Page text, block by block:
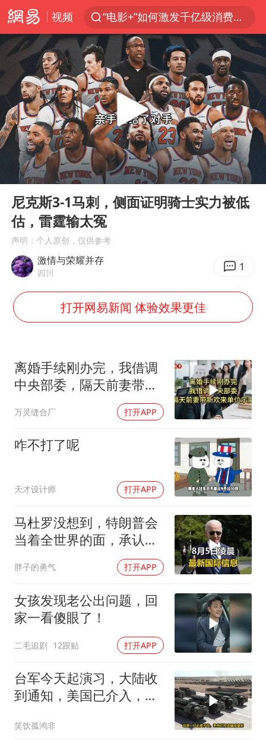
视频
“电影+”如何激发千亿级消费新活力？
全球首个长时储能一体化产业园量产
台风白海豚已进入24小时警戒线
“秋天的第一杯奶茶”6岁了
上海：台风白海豚或将带来龙卷风
四川宜宾高县4.9级地震致1死
国乒男单横滨冠军赛全军覆没
38岁演员求职万岁山NPC成功
胡彦斌获《歌手2026》歌王
美股存储板块集体大跌
中巨芯：上半年归母净利润1405.77万元
东航：国内客票提前14天免费退改
胡彦斌韩磊 谁帮谁
夯实基础开新局
Play
00:00 02:38
尼克斯3-1马刺，侧面证明骑士实力被低
估，雷霆输太冤
声明：个人原创，仅供参考
激情与荣耀并存
四川 1
打开网易新闻 体验效果更佳
离婚手续刚办完，我借调
中央部委，隔天前妻带新
万灵缝合厂 打开APP
咋不打了呢
天才设计师 打开APP
马杜罗没想到，特朗普会
当着全世界的面，承认一
胖子的勇气 打开APP
女孩发现老公出问题，回
家一看傻眼了！
二毛追剧 12跟贴 打开APP
台军今天起演习，大陆收
到通知，美国已介入，日
笑饮孤鸿非